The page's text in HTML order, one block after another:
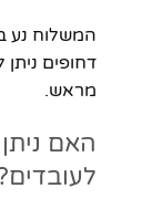
דחופים
מראש.
האם